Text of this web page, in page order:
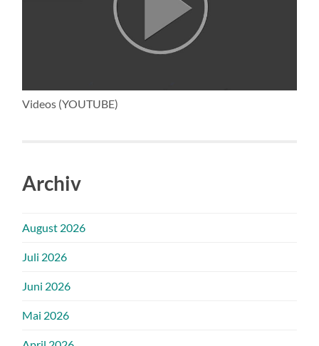
Videos (YOUTUBE)
Archiv
August 2026
Juli 2026
Juni 2026
Mai 2026